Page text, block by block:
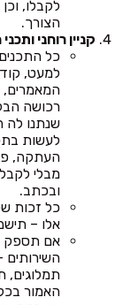
לקבלו,
הצורך.
קניין רוחני
כל
למעט,
המאמרים,
רכושה
שנתנו לה
לעשות
העתקה,
מבלי
ובכתב.
כל זכות
אלו –
אם תספק
השירותים
תמלוגים,
האמור